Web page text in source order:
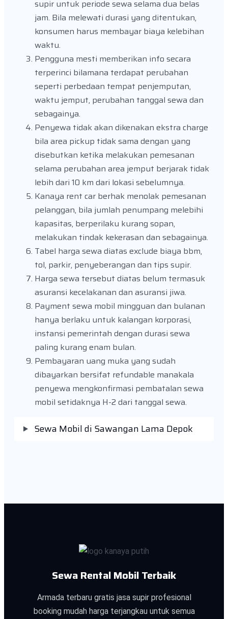
supir untuk periode sewa selama dua belas
jam. Bila melewati durasi yang ditentukan,
konsumen harus membayar biaya kelebihan
waktu.
Pengguna mesti memberikan info secara
terperinci bilamana terdapat perubahan
seperti perbedaan tempat penjemputan,
waktu jemput, perubahan tanggal sewa dan
sebagainya.
Penyewa tidak akan dikenakan ekstra charge
bila area pickup tidak sama dengan yang
disebutkan ketika melakukan pemesanan
selama perubahan area jemput berjarak tidak
lebih dari 10 km dari lokasi sebelumnya.
Kanaya rent car berhak menolak pemesanan
pelanggan, bila jumlah penumpang melebihi
kapasitas, berperilaku kurang sopan,
melakukan tindak kekerasan dan sebagainya.
Tabel harga sewa diatas exclude biaya bbm,
tol, parkir, penyeberangan dan tips supir.
Harga sewa tersebut diatas belum termasuk
asuransi kecelakanan dan asuransi jiwa.
Payment sewa mobil mingguan dan bulanan
hanya berlaku untuk kalangan korporasi,
instansi pemerintah dengan durasi sewa
paling kurang enam bulan.
Pembayaran uang muka yang sudah
dibayarkan bersifat refundable manakala
penyewa mengkonfirmasi pembatalan sewa
mobil setidaknya H-2 dari tanggal sewa.
Sewa Mobil di Sawangan Lama Depok
Sewa Rental Mobil Terbaik
Armada terbaru gratis jasa supir profesional
booking mudah harga terjangkau untuk semua